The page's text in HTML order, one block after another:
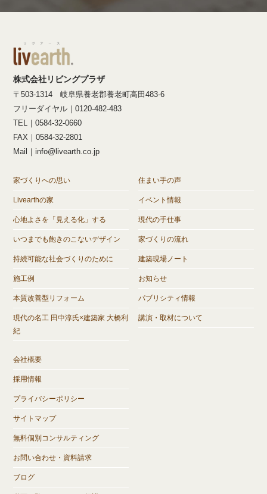
株式会社リビングプラザ
〒503-1314 岐阜県養老郡養老町高田483-6
フリーダイヤル｜0120-482-483
TEL｜0584-32-0660
FAX｜0584-32-2801
Mail｜info@livearth.co.jp
家づくりへの思い
Livearthの家
心地よさを「見える化」する
いつまでも飽きのこないデザイン
持続可能な社会づくりのために
施工例
本質改善型リフォーム
現代の名工 田中淳氏×建築家 大橋利
紀
住まい手の声
イベント情報
現代の手仕事
家づくりの流れ
建築現場ノート
お知らせ
パブリシティ情報
講演・取材について
会社概要
採用情報
プライバシーポリシー
サイトマップ
無料個別コンサルティング
お問い合わせ・資料請求
ブログ